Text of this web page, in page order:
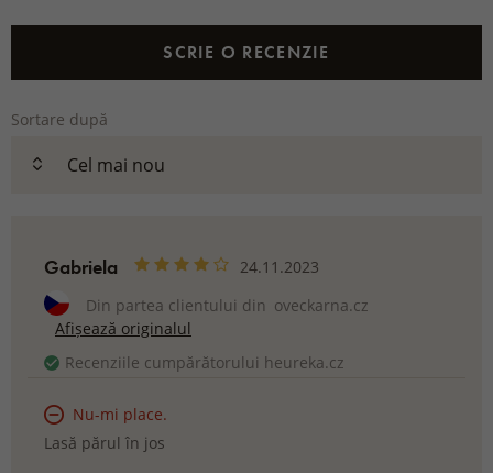
SCRIE O RECENZIE
Sortare după
Gabriela
24.11.2023
Din partea clientului din oveckarna.cz
Afișează originalul
Recenziile cumpărătorului heureka.cz
Nu-mi place.
Lasă părul în jos